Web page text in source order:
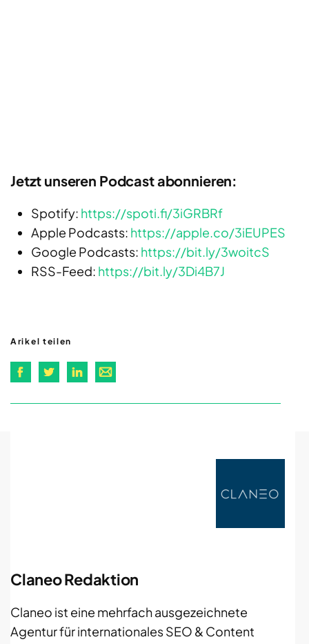
Jetzt unseren Podcast abonnieren:
Spotify: https://spoti.fi/3iGRBRf
Apple Podcasts: https://apple.co/3iEUPES
Google Podcasts: https://bit.ly/3woitcS
RSS-Feed: https://bit.ly/3Di4B7J
Arikel teilen
Claneo Redaktion
Claneo ist eine mehrfach ausgezeichnete
Agentur für internationales SEO & Content